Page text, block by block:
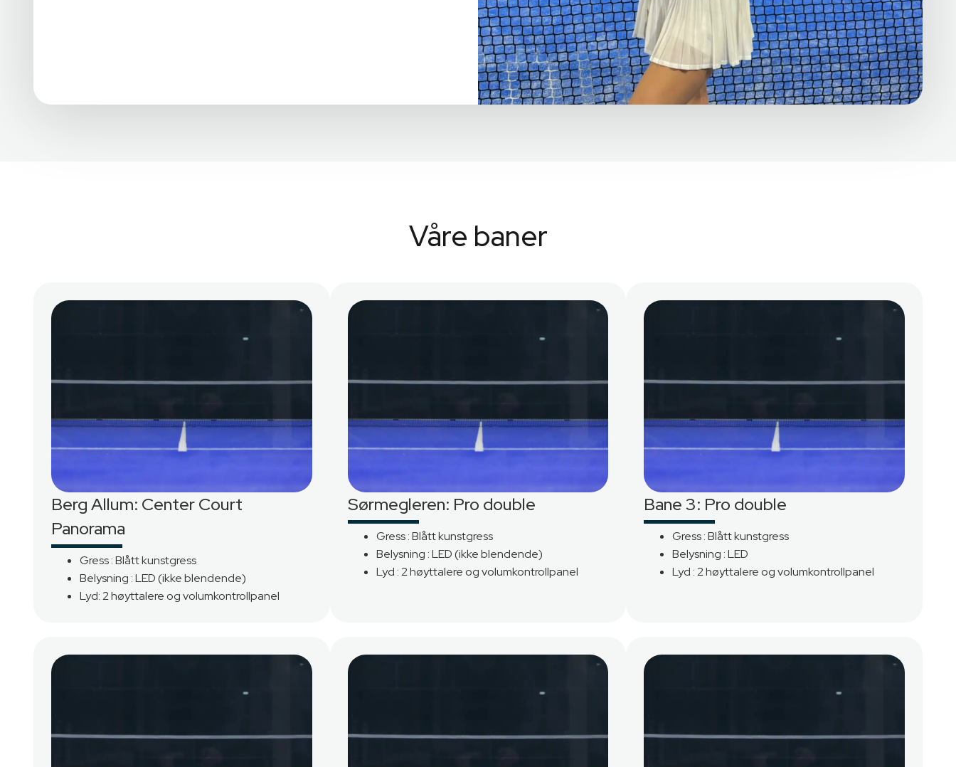
Våre baner
Berg Allum: Center Court
Panorama
Gress : Blått kunstgress
Belysning : LED (ikke blendende)
Lyd: 2 høyttalere og volumkontrollpanel
Sørmegleren: Pro double
Gress : Blått kunstgress
Belysning : LED (ikke blendende)
Lyd : 2 høyttalere og volumkontrollpanel
Bane 3: Pro double
Gress : Blått kunstgress
Belysning : LED
Lyd : 2 høyttalere og volumkontrollpanel
Denne nettsiden bruker cookies
Vi bruker informasjonskapsler for å forbedre brukeropplevelsen på nettstedet
vårt og for personlig tilpasning av annonser. Ved å fortsette å bruke dette
nettstedet samtykker du til vår bruk av informasjonskapsler.
Godkjenn alle